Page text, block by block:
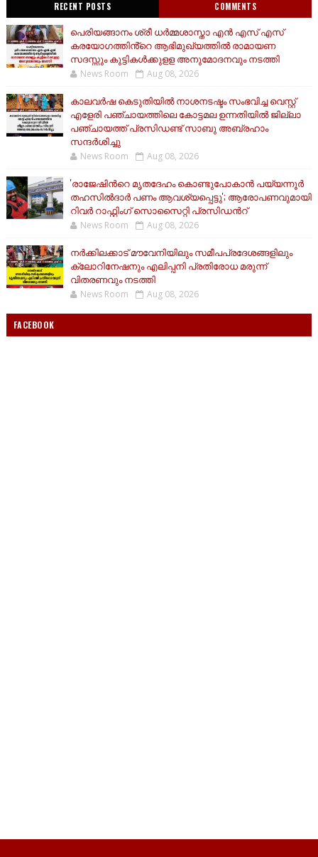
RECENT POSTS COMMENTS
പെരിയങ്ങാനം ശ്രീ ധർമ്മശാസ്താ എൻ എസ് എസ്
കരയോഗത്തിൻ്റെ ആഭിമുഖ്യത്തിൽ രാമായണ
സദസ്സും കുട്ടികൾക്കുളള അനുമോദനവും നടത്തി
News Room Aug 08, 2026
കാലവർഷ കെടുതിയിൽ നാശനടഷ്ടം സംഭവിച്ച വെസ്റ്റ്
എളേരി പഞ്ചായത്തിലെ കോട്ടമല ഉന്നതിയിൽ ജില്ലാ
പഞ്ചായത്ത് പ്രസിഡണ്ട് സാബു അബ്രഹാം
സന്ദര്‍ശിച്ചു
News Room Aug 08, 2026
'രാജേഷിന്‍റെ മൃതദേഹം കൊണ്ടുപോകാൻ പയ്യന്നൂർ
തഹസിൽദാർ പണം ആവശ്യപ്പെട്ടു'; ആരോപണവുമായി
റിവർ റാഫ്റ്റിംഗ് സൊസൈറ്റി പ്രസിഡന്‍റ്
News Room Aug 08, 2026
നർക്കിലക്കാട് മൗവേനിയിലും സമീപപ്രദേശങ്ങളിലും
ക്ലോറിനേഷനും എലിപ്പനി പ്രതിരോധ മരുന്ന്
വിതരണവും നടത്തി
News Room Aug 08, 2026
FACEBOOK